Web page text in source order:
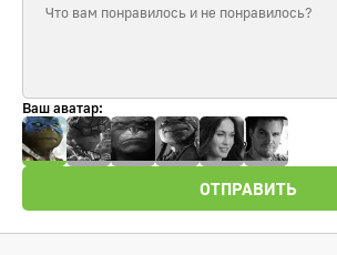
Ваш аватар:
ОТПРАВИТЬ